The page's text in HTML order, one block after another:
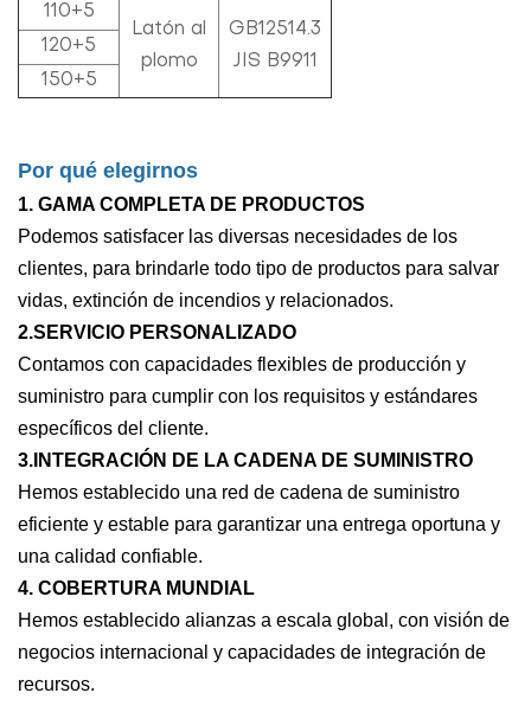
110+5
Latón al
plomo
GB12514.3
JIS B9911
120+5
150+5
Por qué elegirnos
1. GAMA COMPLETA DE PRODUCTOS
Podemos satisfacer las diversas necesidades de los
clientes, para brindarle todo tipo de productos para salvar
vidas, extinción de incendios y relacionados.
2.SERVICIO PERSONALIZADO
Contamos con capacidades flexibles de producción y
suministro para cumplir con los requisitos y estándares
específicos del cliente.
3.INTEGRACIÓN DE LA CADENA DE SUMINISTRO
Hemos establecido una red de cadena de suministro
eficiente y estable para garantizar una entrega oportuna y
una calidad confiable.
4. COBERTURA MUNDIAL
Hemos establecido alianzas a escala global, con visión de
negocios internacional y capacidades de integración de
recursos.